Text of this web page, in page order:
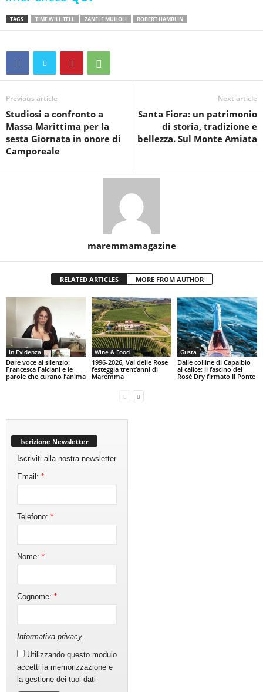
TAGS TIME WILL TELL ZANELE MUHOLI ROBERT HAMBLIN
Previous article
Studiosi a confronto a
Massa Marittima per la
sesta Giornata in onore di
Camporeale
Next article
Santa Fiora: un patrimonio
di storia, tradizione e
bellezza. Sul Monte Amiata
maremmamagazine
RELATED ARTICLES MORE FROM AUTHOR
In Evidenza
Dare voce al silenzio:
Francesca Falciani e le
parole che curano l’anima
Wine & Food
1996-2026, Val delle Rose
festeggia trent’anni di
Maremma
Gusta
Dalle colline di Capalbio
al calice: il fascino del
Rosé Dry firmato Il Ponte
Iscrizione Newsletter
Iscriviti alla nostra newsletter
Email:*
Telefono:*
Nome:*
Cognome:*
Informativa privacy
Utilizzando questo modulo
accetti la memorizzazione e
la gestione dei tuoi dati